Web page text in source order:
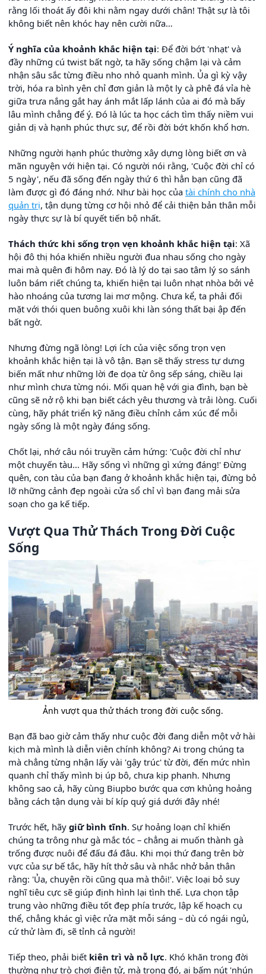
rằng lối thoát ấy đôi khi nằm ngay dưới chân! Thật sự là tôi
không biết nên khóc hay nên cười nữa…
Ý nghĩa của khoảnh khắc hiện tại: Để đời bớt 'nhạt' và
đầy những cú twist bất ngờ, ta hãy sống chậm lại và cảm
nhận sâu sắc từng điều nho nhỏ quanh mình. Ủa gì kỳ vậy
trời, hóa ra bình yên chỉ đơn giản là một ly cà phê đá vỉa hè
giữa trưa nắng gắt hay ánh mắt lấp lánh của ai đó mà bấy
lâu mình chẳng để ý. Đó là lúc ta học cách tìm thấy niềm vui
giản dị và hạnh phúc thực sự, để rồi đời bớt khốn khổ hơn.
Những người hạnh phúc thường xây dựng lòng biết ơn và
mãn nguyện với hiện tại. Có người nói rằng, 'Cuộc đời chỉ có
5 ngày', nếu đã sống đến ngày thứ 6 thì hẳn bạn cũng đã
làm được gì đó đáng nhớ. Như bài học của tài chính cho nhà
quản trị, tận dụng từng cơ hội nhỏ để cải thiện bản thân mỗi
ngày thực sự là bí quyết tiến bộ nhất.
Thách thức khi sống trọn vẹn khoảnh khắc hiện tại: Xã
hội đô thị hóa khiến nhiều người đua nhau sống cho ngày
mai mà quên đi hôm nay. Đó là lý do tại sao tâm lý so sánh
luôn bám riết chúng ta, khiến hiện tại luôn nhạt nhòa bởi vẻ
hào nhoáng của tương lai mơ mộng. Chưa kể, ta phải đối
mặt với thói quen buông xuôi khi làn sóng thất bại ập đến
bất ngờ.
Nhưng đừng ngã lòng! Lợi ích của việc sống trọn vẹn
khoảnh khắc hiện tại là vô tận. Bạn sẽ thấy stress tự dưng
biến mất như những lời đe dọa từ ông sếp sáng, chiều lại
như mình chưa từng nói. Mối quan hệ với gia đình, bạn bè
cũng sẽ nở rộ khi bạn biết cách yêu thương và trải lòng. Cuối
cùng, hãy phát triển kỹ năng điều chỉnh cảm xúc để mỗi
ngày sống là một ngày đáng sống.
Chốt lại, nhớ câu nói truyền cảm hứng: 'Cuộc đời chỉ như
một chuyến tàu... Hãy sống vì những gì xứng đáng!' Đừng
quên, con tàu của bạn đang ở khoảnh khắc hiện tại, đừng bỏ
lỡ những cảnh đẹp ngoài cửa sổ chỉ vì bạn đang mải sửa
soạn cho ga kế tiếp.
Vượt Qua Thử Thách Trong Đời Cuộc
Sống
Ảnh vượt qua thử thách trong đời cuộc sống.
Bạn đã bao giờ cảm thấy như cuộc đời đang diễn một vở hài
kịch mà mình là diễn viên chính không? Ai trong chúng ta
mà chẳng từng nhận lấy vài 'gậy trúc' từ đời, đến mức nhìn
quanh chỉ thấy mình bị úp bô, chưa kịp phanh. Nhưng
không sao cả, hãy cùng Biupbo bước qua cơn khủng hoảng
bằng cách tận dụng vài bí kíp quý giá dưới đây nhé!
Trước hết, hãy giữ bình tĩnh. Sự hoảng loạn chỉ khiến
chúng ta trông như gà mắc tóc – chẳng ai muốn thành gà
trống được nuôi để đấu đá đâu. Khi mọi thứ đang trên bờ
vực của sự bế tắc, hãy hít thở sâu và nhắc nhở bản thân
rằng: 'Ủa, chuyện rồi cũng qua mà thôi!'. Việc loại bỏ suy
nghĩ tiêu cực sẽ giúp định hình lại tình thế. Lựa chọn tập
trung vào những điều tốt đẹp phía trước, lập kế hoạch cụ
thể, chẳng khác gì việc rửa mặt mỗi sáng – dù có ngái ngủ,
cứ thử làm đi, sẽ tỉnh cả người!
Tiếp theo, phải biết kiên trì và nỗ lực. Khó khăn trong đời
thường như trò chơi điện tử, mà trong đó, ai bấm nút 'nhún